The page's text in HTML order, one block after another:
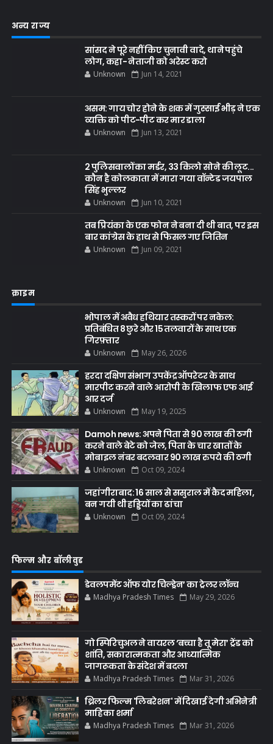
अन्य राज्य
सांसद ने पूरे नहीं किए चुनावी वादे, थाने पहुंचे
लोग, कहा- नेताजी को अरेस्ट करो
Unknown Jun 14, 2021
असम: गाय चोर होने के शक में गुस्साई भीड़ ने एक
व्यक्ति को पीट-पीट कर मार डाला
Unknown Jun 13, 2021
2 पुलिसवालों का मर्डर, 33 किलो सोने की लूट...
कौन है कोलकाता में मारा गया वॉन्टेड जयपाल
सिंह भुल्लर
Unknown Jun 10, 2021
तब प्रियंका के एक फोन ने बना दी थी बात, पर इस
बार कांग्रेस के हाथ से फिसल गए जितिन
Unknown Jun 09, 2021
क्राइम
भोपाल में अवैध हथियार तस्करों पर नकेल:
प्रतिबंधित 8 छुरे और 15 तलवारों के साथ एक
गिरफ़्तार
Unknown May 26, 2026
हरदा दक्षिण संभाग उपकेंद्र ऑपरेटर के साथ
मारपीट करने वाले आरोपी के खिलाफ एफ आई
आर दर्ज
Unknown May 19, 2025
Damoh news: अपने पिता से 90 लाख की ठगी
करने वाले बेटे को जेल, पिता के चार खातों के
मोबाइल नंबर बदलवार 90 लाख रुपये की ठगी
Unknown Oct 09, 2024
जहांगीराबाद: 16 साल से ससुराल में कैद महिला,
बन गयी थी हड्डियों का ढांचा
Unknown Oct 09, 2024
फिल्म और बॉलीवुड
डेवलपमेंट ऑफ योर चिल्ड्रेन’ का ट्रेलर लॉन्च
Madhya Pradesh Times May 29, 2026
गो स्पिरिचुअल ने वायरल ‘बच्चा है तू मेरा’ ट्रेंड को
शांति, सकारात्मकता और आध्यात्मिक
जागरूकता के संदेश में बदला
Madhya Pradesh Times Mar 31, 2026
थ्रिलर फिल्म 'लिबरेशन' में दिखाई देगी अभिनेत्री
माहिका शर्मा
Madhya Pradesh Times Mar 31, 2026